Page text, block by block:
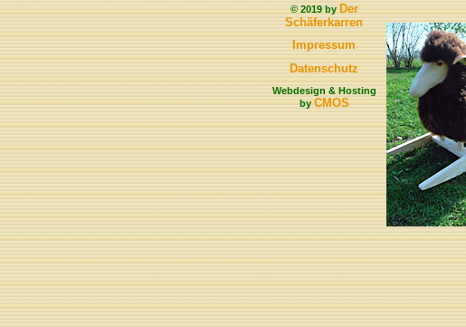
© 2019 byDer
Schäferkarren
Impressum
Datenschutz
Webdesign & Hosting
byCMOS